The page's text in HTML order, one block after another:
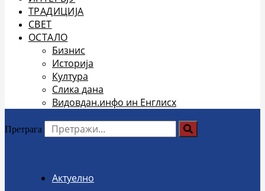
ТРАДИЦИЈА
СВЕТ
ОСТАЛО
Бизнис
Историја
Култура
Слика дана
Видовдан.инфо ин Енглисх
Претрага
Актуелно